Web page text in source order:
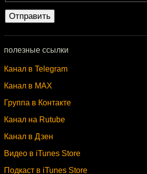
полезные ссылки
Канал в Telegram
Канал в MAX
Группа в Контакте
Канал на Rutube
Канал в Дзен
Видео в iTunes Store
Подкаст в iTunes Store